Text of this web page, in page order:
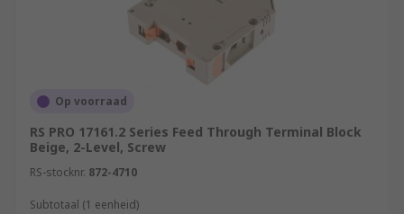
Op voorraad
RS PRO 17161.2 Series Feed Through Terminal Block
Beige, 2-Level, Screw
RS-stocknr. 872-4710
Subtotaal (1 eenheid)